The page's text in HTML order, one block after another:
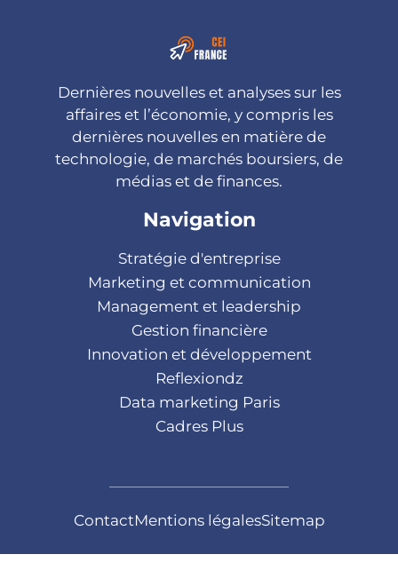
Dernières nouvelles et analyses sur les
affaires et l’économie, y compris les
dernières nouvelles en matière de
technologie, de marchés boursiers, de
médias et de finances.
Navigation
Stratégie d'entreprise
Marketing et communication
Management et leadership
Gestion financière
Innovation et développement
Reflexiondz
Data marketing Paris
Cadres Plus
ContactMentions légalesSitemap